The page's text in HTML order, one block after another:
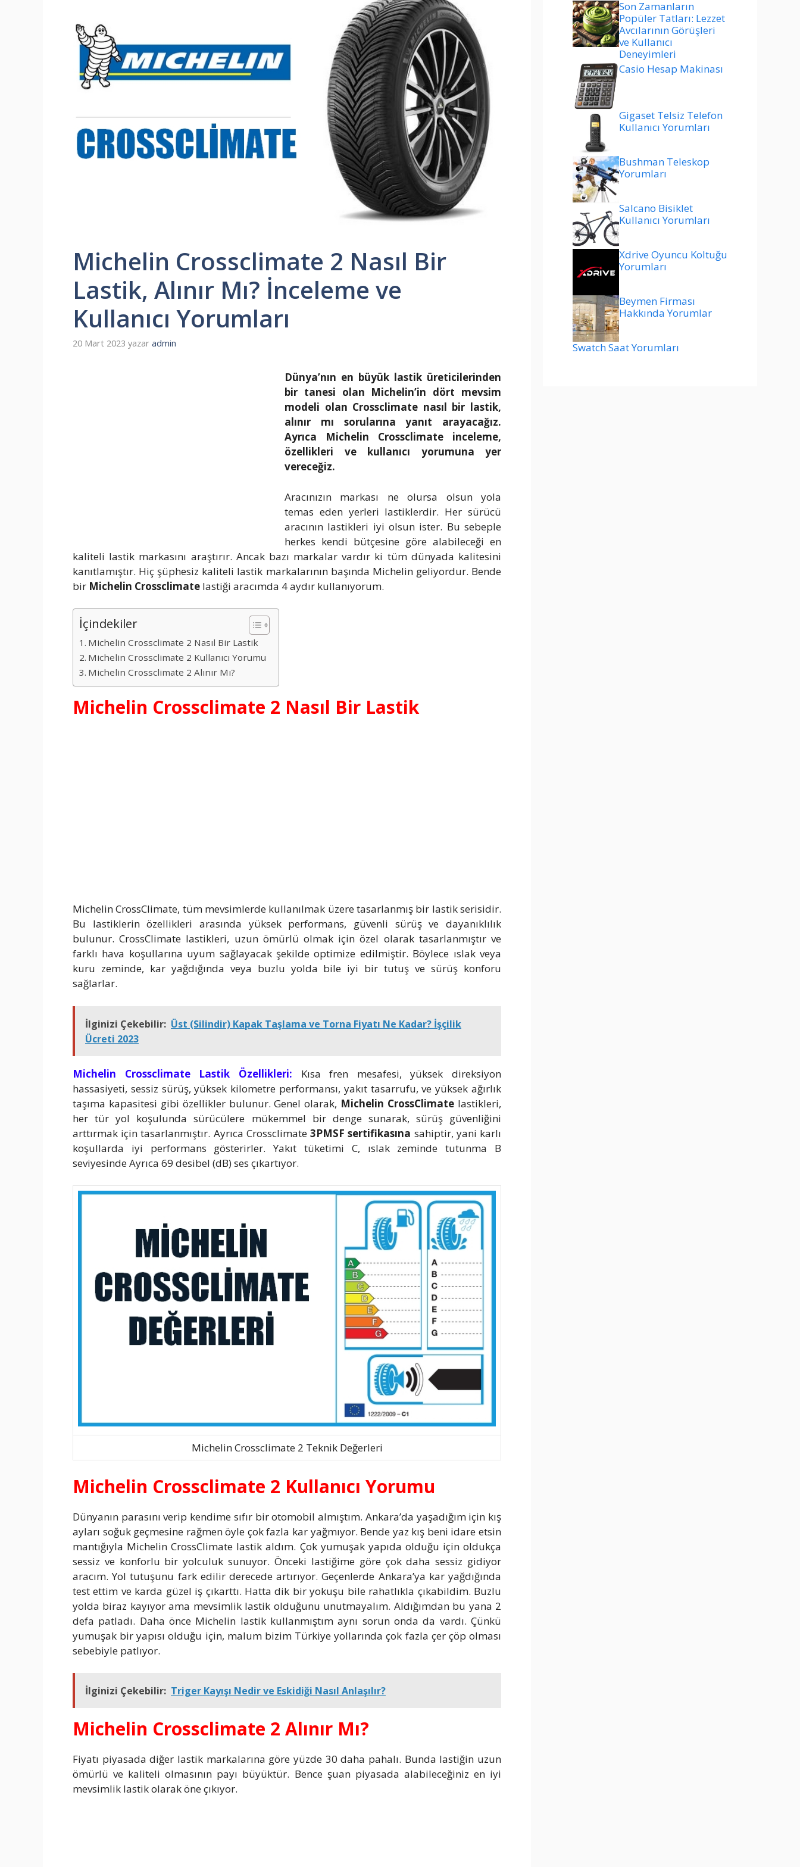
Michelin Crossclimate 2 Nasıl Bir
Lastik, Alınır Mı? İnceleme ve
Kullanıcı Yorumları
20 Mart 2023 yazar admin
Dünya’nın en büyük lastik üreticilerinden
bir tanesi olan Michelin’in dört mevsim
modeli olan Crossclimate nasıl bir lastik,
alınır mı sorularına yanıt arayacağız.
Ayrıca Michelin Crossclimate inceleme,
özellikleri ve kullanıcı yorumuna yer
vereceğiz.
Aracınızın markası ne olursa olsun yola
temas eden yerleri lastiklerdir. Her sürücü
aracının lastikleri iyi olsun ister. Bu sebeple
herkes kendi bütçesine göre alabileceği en
kaliteli lastik markasını araştırır. Ancak bazı markalar vardır ki tüm dünyada kalitesini
kanıtlamıştır. Hiç şüphesiz kaliteli lastik markalarının başında Michelin geliyordur. Bende
bir Michelin Crossclimate lastiği aracımda 4 aydır kullanıyorum.
İçindekiler
Michelin Crossclimate 2 Nasıl Bir Lastik
Michelin Crossclimate 2 Kullanıcı Yorumu
Michelin Crossclimate 2 Alınır Mı?
Michelin Crossclimate 2 Nasıl Bir Lastik
Michelin CrossClimate, tüm mevsimlerde kullanılmak üzere tasarlanmış bir lastik serisidir.
Bu lastiklerin özellikleri arasında yüksek performans, güvenli sürüş ve dayanıklılık
bulunur. CrossClimate lastikleri, uzun ömürlü olmak için özel olarak tasarlanmıştır ve
farklı hava koşullarına uyum sağlayacak şekilde optimize edilmiştir. Böylece ıslak veya
kuru zeminde, kar yağdığında veya buzlu yolda bile iyi bir tutuş ve sürüş konforu
sağlarlar.
İlginizi Çekebilir: Üst (Silindir) Kapak Taşlama ve Torna Fiyatı Ne Kadar? İşçilik
Ücreti 2023
Michelin Crossclimate Lastik Özellikleri: Kısa fren mesafesi, yüksek direksiyon
hassasiyeti, sessiz sürüş, yüksek kilometre performansı, yakıt tasarrufu, ve yüksek ağırlık
taşıma kapasitesi gibi özellikler bulunur. Genel olarak, Michelin CrossClimate lastikleri,
her tür yol koşulunda sürücülere mükemmel bir denge sunarak, sürüş güvenliğini
arttırmak için tasarlanmıştır. Ayrıca Crossclimate3PMSF sertifikasına sahiptir, yani karlı
koşullarda iyi performans gösterirler. Yakıt tüketimi C, ıslak zeminde tutunma B
seviyesinde Ayrıca 69 desibel (dB) ses çıkartıyor.
Michelin Crossclimate 2 Teknik Değerleri
Michelin Crossclimate 2 Kullanıcı Yorumu
Dünyanın parasını verip kendime sıfır bir otomobil almıştım. Ankara’da yaşadığım için kış
ayları soğuk geçmesine rağmen öyle çok fazla kar yağmıyor. Bende yaz kış beni idare etsin
mantığıyla Michelin CrossClimate lastik aldım. Çok yumuşak yapıda olduğu için oldukça
sessiz ve konforlu bir yolculuk sunuyor. Önceki lastiğime göre çok daha sessiz gidiyor
aracım. Yol tutuşunu fark edilir derecede artırıyor. Geçenlerde Ankara’ya kar yağdığında
test ettim ve karda güzel iş çıkarttı. Hatta dik bir yokuşu bile rahatlıkla çıkabildim. Buzlu
yolda biraz kayıyor ama mevsimlik lastik olduğunu unutmayalım. Aldığımdan bu yana 2
defa patladı. Daha önce Michelin lastik kullanmıştım aynı sorun onda da vardı. Çünkü
yumuşak bir yapısı olduğu için, malum bizim Türkiye yollarında çok fazla çer çöp olması
sebebiyle patlıyor.
İlginizi Çekebilir: Triger Kayışı Nedir ve Eskidiği Nasıl Anlaşılır?
Michelin Crossclimate 2 Alınır Mı?
Fiyatı piyasada diğer lastik markalarına göre yüzde 30 daha pahalı. Bunda lastiğin uzun
ömürlü ve kaliteli olmasının payı büyüktür. Bence şuan piyasada alabileceğiniz en iyi
mevsimlik lastik olarak öne çıkıyor.
Son Zamanların
Popüler Tatları: Lezzet
Avcılarının Görüşleri
ve Kullanıcı
Deneyimleri
Casio Hesap Makinası
Gigaset Telsiz Telefon
Kullanıcı Yorumları
Bushman Teleskop
Yorumları
Salcano Bisiklet
Kullanıcı Yorumları
Xdrive Oyuncu Koltuğu
Yorumları
Beymen Firması
Hakkında Yorumlar
Swatch Saat Yorumları